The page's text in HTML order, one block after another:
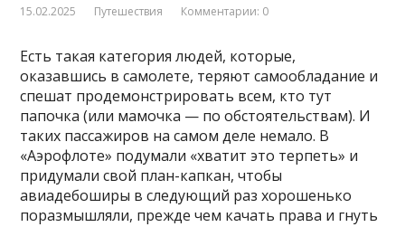
15.02.2025 Путешествия Комментарии: 0
Есть такая категория людей, которые,
оказавшись в самолете, теряют самообладание и
спешат продемонстрировать всем, кто тут
папочка (или мамочка — по обстоятельствам). И
таких пассажиров на самом деле немало. В
«Аэрофлоте» подумали «хватит это терпеть» и
придумали свой план-капкан, чтобы
авиадебоширы в следующий раз хорошенько
поразмышляли, прежде чем качать права и гнуть